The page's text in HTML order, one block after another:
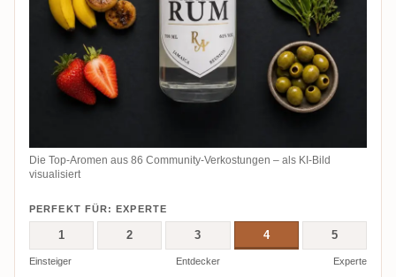
Die Top-Aromen aus 86 Community-Verkostungen – als KI-Bild
visualisiert
PERFEKT FÜR: EXPERTE
1 2 3 4 5
Einsteiger Entdecker Experte